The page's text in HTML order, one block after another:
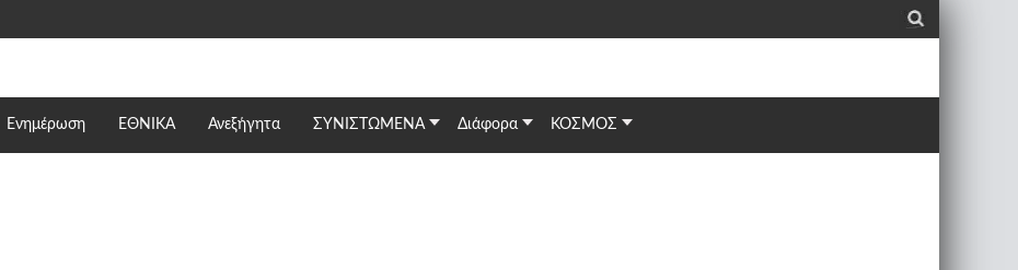
_
Ενημέρωση ΕΘΝΙΚΆ Ανεξήγητα ΣΥΝΙΣΤΩΜΕΝΑ Διάφορα ΚΟΣΜΟΣ